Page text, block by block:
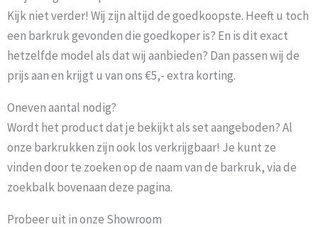
Kijk niet verder! Wij zijn altijd de goedkoopste. Heeft u toch
een barkruk gevonden die goedkoper is? En is dit exact
hetzelfde model als dat wij aanbieden? Dan passen wij de
prijs aan en krijgt u van ons €5,- extra korting.
Oneven aantal nodig?
Wordt het product dat je bekijkt als set aangeboden? Al
onze barkrukken zijn ook los verkrijgbaar! Je kunt ze
vinden door te zoeken op de naam van de barkruk, via de
zoekbalk bovenaan deze pagina.
Probeer uit in onze Showroom